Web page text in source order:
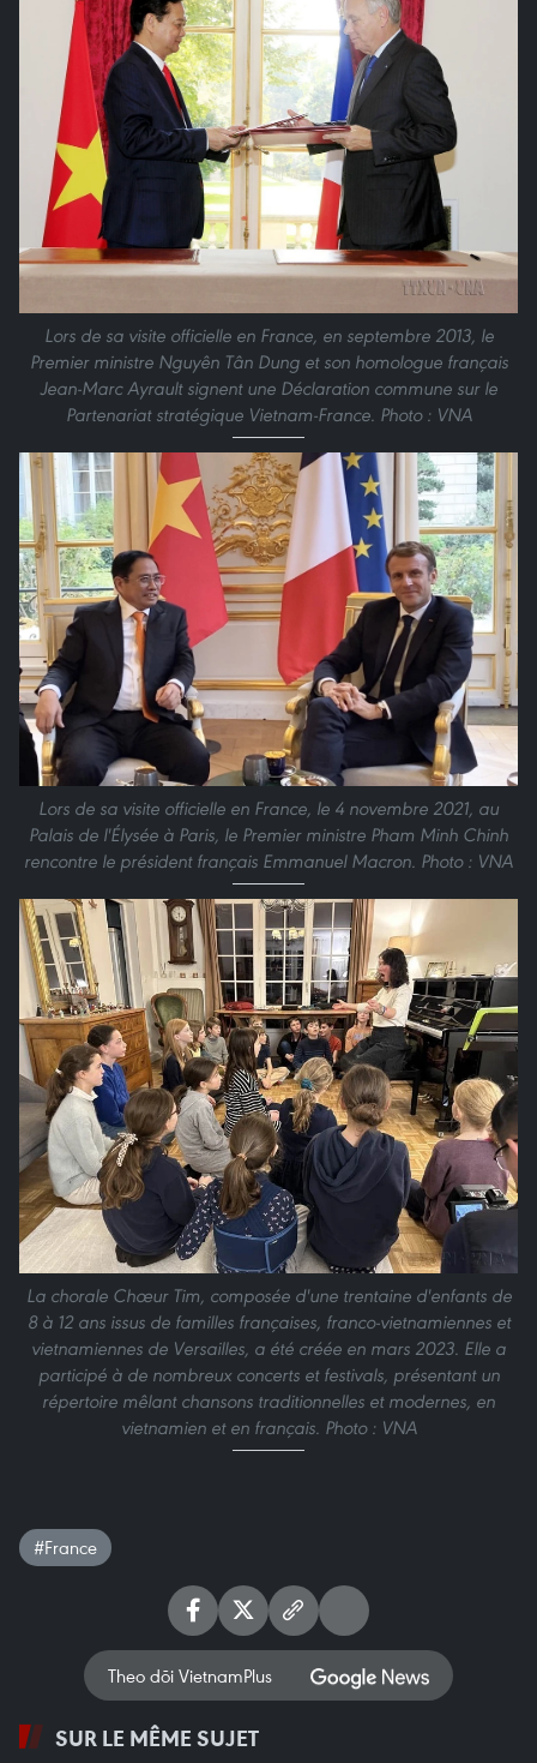
Lors de sa visite officielle en France, en septembre 2013, le
Premier ministre Nguyên Tân Dung et son homologue français
Jean-Marc Ayrault signent une Déclaration commune sur le
Partenariat stratégique Vietnam-France. Photo : VNA
Lors de sa visite officielle en France, le 4 novembre 2021, au
Palais de l'Élysée à Paris, le Premier ministre Pham Minh Chinh
rencontre le président français Emmanuel Macron. Photo : VNA
La chorale Chœur Tim, composée d'une trentaine d'enfants de
8 à 12 ans issus de familles françaises, franco-vietnamiennes et
vietnamiennes de Versailles, a été créée en mars 2023. Elle a
participé à de nombreux concerts et festivals, présentant un
répertoire mêlant chansons traditionnelles et modernes, en
vietnamien et en français. Photo : VNA
#France
Theo dõi VietnamPlus
SUR LE MÊME SUJET